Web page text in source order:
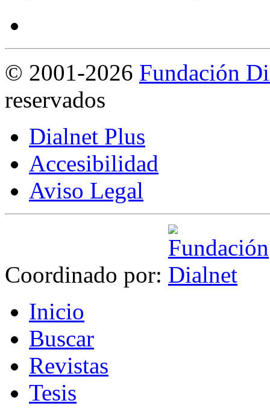
© 2001-2026 Fundación
reservados
Dialnet Plus
Accesibilidad
Aviso Legal
Coordinado por:
Inicio
Buscar
Revistas
Tesis